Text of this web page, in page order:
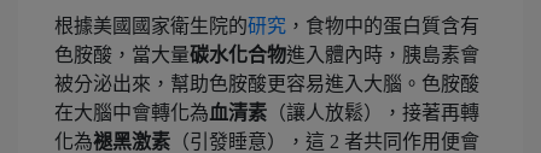
根據美國國家衛生院的研究 ，食物中的蛋白質含有
色胺酸，當大量碳水化合物進入體內時，胰島素會
被分泌出來，幫助色胺酸更容易進入大腦。色胺酸
在大腦中會轉化為血清素 （讓人放鬆），接著再轉
化為褪黑激素 （引發睡意），這 2 者共同作用便會